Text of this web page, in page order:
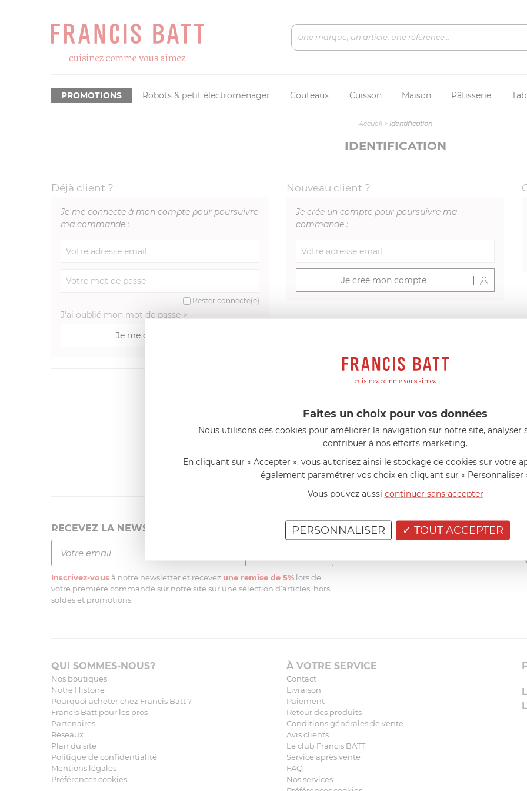
Robots & petit électroménager Couteaux Cuisson Maison Pâtisserie
PROMOTIONS
Accueil> Identification
IDENTIFICATION
Déjà client ?
Je me connecte à mon compte pour poursuivre
ma commande :
Rester connecté(e)
J'ai oublié mon mot de passe >
Je me connecte
Nouveau client ?
Je crée un compte pour poursuivre ma
commande :
Je créé mon compte
le 23/06/2026 à 12:04
Casserole mini 9 cm Castelpro 5 ply poignée
fixe
«Nous sommes dans un produit de haute
l'élaboration des sauces et vient complé...»
Florence 63 ansle 23/06/2026 à
Couteau complet avec lame, joint
pour le robot cuiseur Cook Expert
«Je suis satisfaite du couteau
fait. La livraison a été très rapide.
RECEVEZ LA NEWSLETTER
Inscrivez-vous à notre newsletter et recevez une remise de 5% lors de
votre première commande sur notre site sur une sélection d’articles, hors
soldes et promotions
QUI SOMMES-NOUS?
Nos boutiques
Notre Histoire
Pourquoi acheter chez Francis Batt ?
Francis Batt pour les pros
Partenaires
Réseaux
Plan du site
Politique de confidentialité
Mentions légales
Préférences cookies
À VOTRE SERVICE
Contact
Livraison
Paiement
Retour des produits
Conditions générales de vente
Avis clients
Le club Francis BATT
Service après vente
FAQ
Nos services
Faites un choix pour vos données
Nous utilisons des cookies pour améliorer la navigation sur notre site, analyser
contribuer à nos efforts marketing.
En cliquant sur « Accepter », vous autorisez ainsi le stockage de cookies sur votre
également paramétrer vos choix en cliquant sur « Personnaliser
Vous pouvez aussi continuer sans accepter
TOUT ACCEPTER
PERSONNALISER